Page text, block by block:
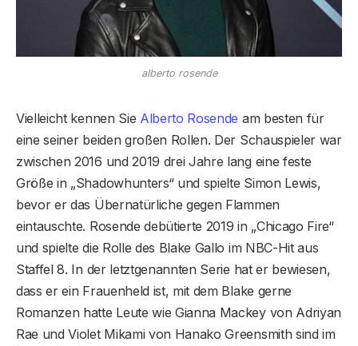
alberto rosende
Vielleicht kennen Sie Alberto Rosende am besten für
eine seiner beiden großen Rollen. Der Schauspieler war
zwischen 2016 und 2019 drei Jahre lang eine feste
Größe in „Shadowhunters“ und spielte Simon Lewis,
bevor er das Übernatürliche gegen Flammen
eintauschte. Rosende debütierte 2019 in „Chicago Fire“
und spielte die Rolle des Blake Gallo im NBC-Hit aus
Staffel 8. In der letztgenannten Serie hat er bewiesen,
dass er ein Frauenheld ist, mit dem Blake gerne
Romanzen hatte Leute wie Gianna Mackey von Adriyan
Rae und Violet Mikami von Hanako Greensmith sind im